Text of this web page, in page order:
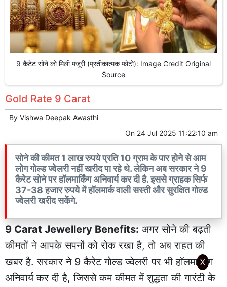
9 कैटेट सोने को मिली मंजूरी (प्रतीकात्मक फोटो): Image Credit Original
Source
Gold Rate 9 Carat
By Vishwa Deepak Awasthi
On 24 Jul 2025 11:22:10 am
सोने की कीमत 1 लाख रुपये प्रति 10 ग्राम के पार होने से आम
लोग गोल्ड ज्वेलरी नहीं खरीद पा रहे थे. लेकिन अब सरकार ने 9
कैरेट सोने पर हॉलमार्किंग अनिवार्य कर दी है. इससे ग्राहक सिर्फ
37-38 हजार रुपये में हॉलमार्क वाली सस्ती और सुरक्षित गोल्ड
ज्वेलरी खरीद सकेंगे.
9 Carat Jewellery Benefits: अगर सोने की बढ़ती
कीमतों ने आपके सपनों को रोक रखा है, तो अब राहत की
खबर है. सरकार ने 9 कैरेट गोल्ड ज्वेलरी पर भी हॉलमार्किंग
अनिवार्य कर दी है, जिससे कम कीमत में शुद्धता की गारंटी के
X